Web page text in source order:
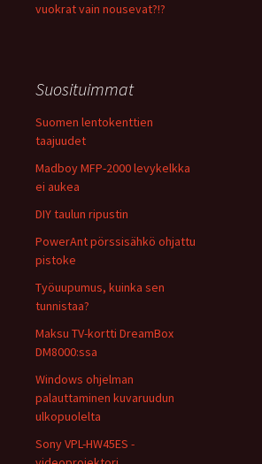
vuokrat vain nousevat?!?
Suosituimmat
Suomen lentokenttien
taajuudet
Madboy MFP-2000 levykelkka
ei aukea
DIY taulun ripustin
PowerAnt pörssisähkö ohjattu
pistoke
Työuupumus, kuinka sen
tunnistaa?
Maksu TV-kortti DreamBox
DM8000:ssa
Windows ohjelman
palauttaminen kuvaruudun
ulkopuolelta
Sony VPL-HW45ES -